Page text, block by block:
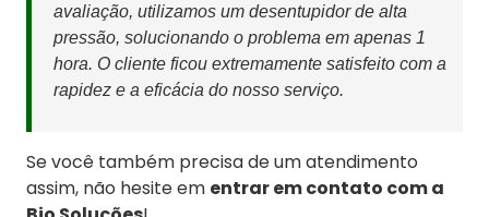
avaliação, utilizamos um desentupidor de alta
pressão, solucionando o problema em apenas 1
hora. O cliente ficou extremamente satisfeito com a
rapidez e a eficácia do nosso serviço.
Se você também precisa de um atendimento
assim, não hesite em entrar em contato com a